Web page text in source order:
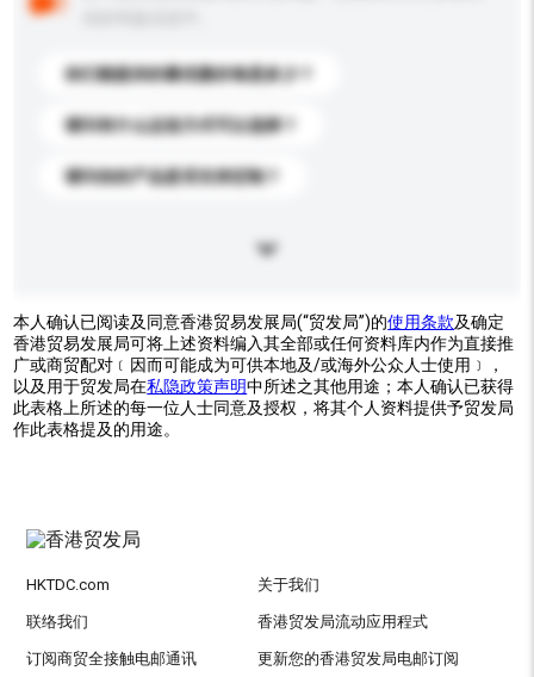
你们能提供的最优惠价格是多少？
请问有什么运送方式可以选择？
请问你的产品是否支持定制？
本人确认已阅读及同意香港贸易发展局(“贸发局”)的使用条款及确定
香港贸易发展局可将上述资料编入其全部或任何资料库内作为直接推
广或商贸配对﹝因而可能成为可供本地及/或海外公众人士使用﹞，
以及用于贸发局在私隐政策声明中所述之其他用途；本人确认已获得
此表格上所述的每一位人士同意及授权，将其个人资料提供予贸发局
作此表格提及的用途。
HKTDC.com 关于我们
联络我们 香港贸发局流动应用程式
订阅商贸全接触电邮通讯 更新您的香港贸发局电邮订阅